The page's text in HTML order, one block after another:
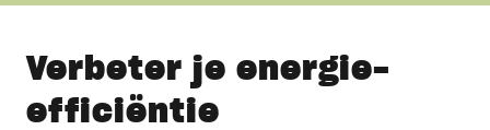
Verbeter je energie-
efficiëntie